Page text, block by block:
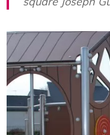
square Joseph